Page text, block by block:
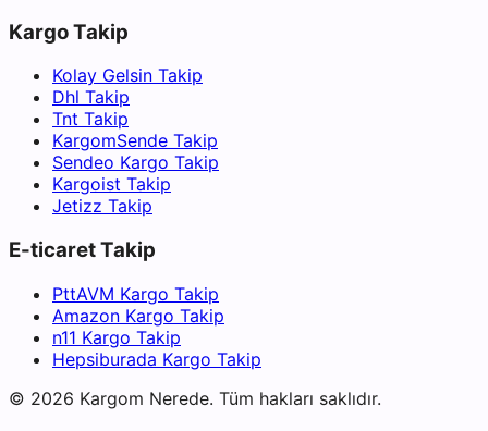
Kargo Takip
Kolay Gelsin Takip
Dhl Takip
Tnt Takip
KargomSende Takip
Sendeo Kargo Takip
Kargoist Takip
Jetizz Takip
E-ticaret Takip
PttAVM Kargo Takip
Amazon Kargo Takip
n11 Kargo Takip
Hepsiburada Kargo Takip
© 2026 Kargom Nerede. Tüm hakları saklıdır.